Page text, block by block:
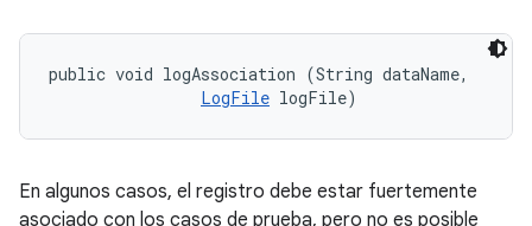
public void logAssociation (String dataName,
LogFile logFile)
En algunos casos, el registro debe estar fuertemente
asociado con los casos de prueba, pero no es posible